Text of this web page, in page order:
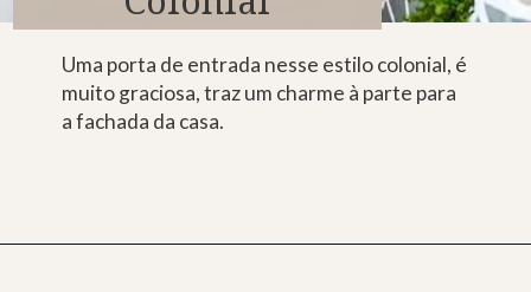
Uma porta de entrada nesse estilo colonial, é
muito graciosa, traz um charme à parte para
a fachada da casa.